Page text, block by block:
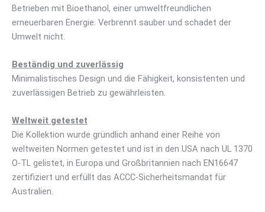
Betrieben mit Bioethanol, einer umweltfreundlichen
erneuerbaren Energie. Verbrennt sauber und schadet der
Umwelt nicht.
Beständig und zuverlässig
Minimalistisches Design und die Fähigkeit, konsistenten und
zuverlässigen Betrieb zu gewährleisten.
Weltweit getestet
Die Kollektion wurde gründlich anhand einer Reihe von
weltweiten Normen getestet und ist in den USA nach UL 1370
O-TL gelistet, in Europa und Großbritannien nach EN16647
zertifiziert und erfüllt das ACCC-Sicherheitsmandat für
Australien.